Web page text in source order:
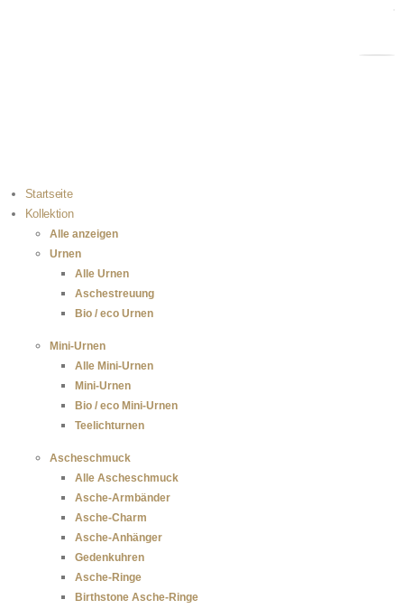
Startseite
Kollektion
Alle anzeigen
Urnen
Alle Urnen
Aschestreuung
Bio / eco Urnen
Mini-Urnen
Alle Mini-Urnen
Mini-Urnen
Bio / eco Mini-Urnen
Teelichturnen
Ascheschmuck
Alle Ascheschmuck
Asche-Armbänder
Asche-Charm
Asche-Anhänger
Gedenkuhren
Asche-Ringe
Birthstone Asche-Ringe